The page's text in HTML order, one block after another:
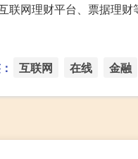
网理财平台、票据理
互联网 在线 金融